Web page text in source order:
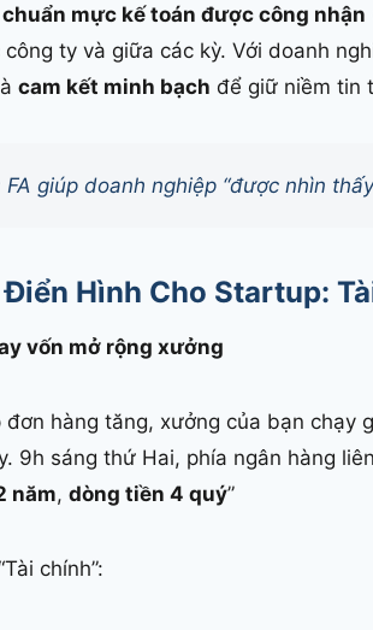
chuẩn mực kế toán được công nhận
công ty và giữa các kỳ. Với doanh
cam kết minh bạch để giữ niềm tin
giúp doanh nghiệp “được nhìn
Hình Cho Startup:
vốn mở rộng xưởng
đơn hàng tăng, xưởng của bạn chạy
9h sáng thứ Hai, phía ngân hàng
năm, dòng tiền 4 quý”
chính”: